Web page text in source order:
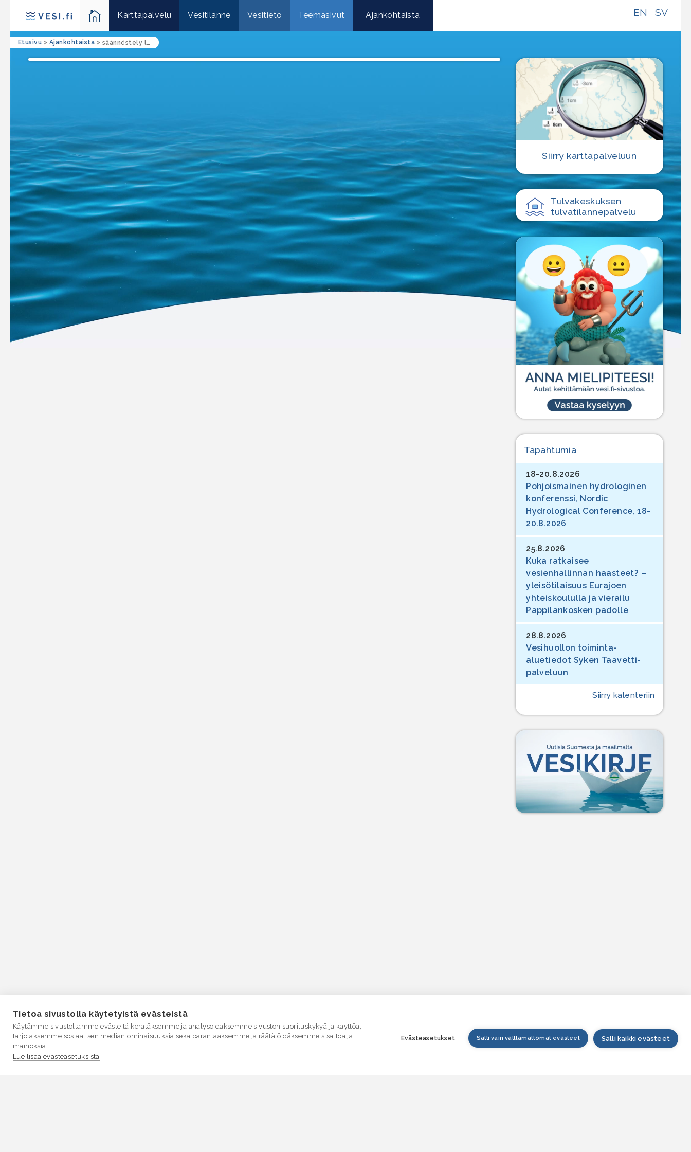
SV
EN
Karttapalvelu Vesitilanne Vesitieto Teemasivut Ajankohtaista
Etusivu > Ajankohtaista > säännöstely lupa
Siirry karttapalveluun
Tulvakeskuksen
tulvatilanne­palvelu
Tapahtumia
18-20.8.2026
Pohjoismainen hydrologinen
konferenssi, Nordic
Hydrological Conference, 18-
20.8.2026
25.8.2026
Kuka ratkaisee
vesienhallinnan haasteet? –
yleisötilaisuus Eurajoen
yhteiskoululla ja vierailu
Pappilankosken padolle
28.8.2026
Vesihuollon toiminta-
aluetiedot Syken Taavetti-
palveluun
Siirry kalenteriin
Tietoa sivustolla käytetyistä evästeistä
Käytämme sivustollamme evästeitä kerätäksemme ja analysoidaksemme sivuston suorituskykyä ja käyttöä,
tarjotaksemme sosiaalisen median ominaisuuksia sekä parantaaksemme ja räätälöidäksemme sisältöä ja
mainoksia.
Lue lisää evästeasetuksista
Evästeasetukset Salli vain välttämättömät evästeet Salli kaikki evästeet